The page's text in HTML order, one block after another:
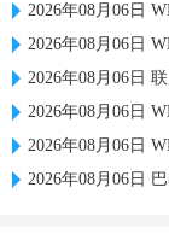
2026年08月06日
2026年08月06日
2026年08月06日 联
2026年08月06日
2026年08月06日
2026年08月06日 巴